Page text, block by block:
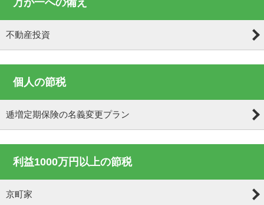
不動産投資
個人の節税
逓増定期保険の名義変更プラン
利益1000万円以上の節税
京町家